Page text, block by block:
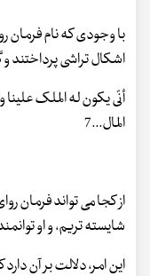
با وجودی که نام فرمان
اشکال تراشی پرداختند و
أنّی یکون له الملک
المال...7
از کجا می تواند فرمان
شایسته تریم، و او
این امر، دلالت بر آن